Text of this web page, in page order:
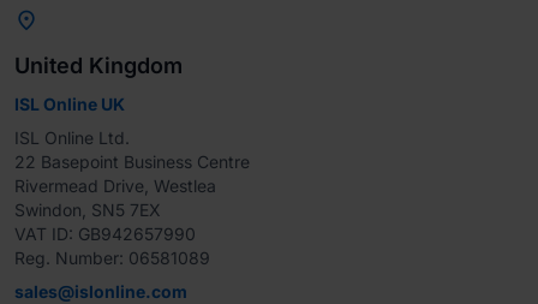

United Kingdom
ISL Online UK
ISL Online Ltd.
22 Basepoint Business Centre
Rivermead Drive, Westlea
Swindon, SN5 7EX
VAT ID: GB942657990
Reg. Number: 06581089
sales@islonline.com